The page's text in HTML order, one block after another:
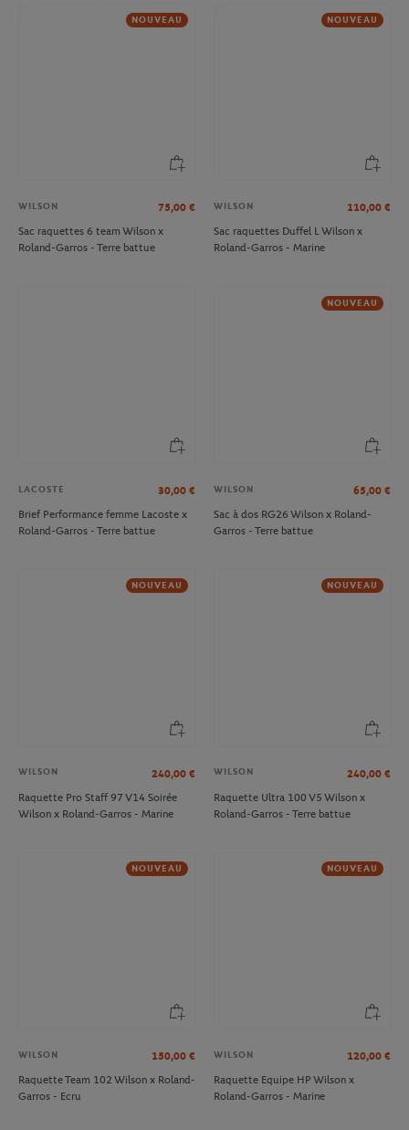
NOUVEAU
WILSON 75,00 €
Sac raquettes 6 team Wilson x
Roland-Garros - Terre battue
NOUVEAU
WILSON 110,00 €
Sac raquettes Duffel L Wilson x
Roland-Garros - Marine
LACOSTE 30,00 €
Brief Performance femme Lacoste x
Roland-Garros - Terre battue
NOUVEAU
WILSON 65,00 €
Sac à dos RG26 Wilson x Roland-
Garros - Terre battue
NOUVEAU
WILSON 240,00 €
Raquette Pro Staff 97 V14 Soirée
Wilson x Roland-Garros - Marine
NOUVEAU
WILSON 240,00 €
Raquette Ultra 100 V5 Wilson x
Roland-Garros - Terre battue
NOUVEAU
WILSON 150,00 €
Raquette Team 102 Wilson x Roland-
Garros - Ecru
NOUVEAU
WILSON 120,00 €
Raquette Equipe HP Wilson x
Roland-Garros - Marine